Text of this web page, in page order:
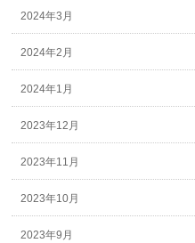
2024年3月
2024年2月
2024年1月
2023年12月
2023年11月
2023年10月
2023年9月